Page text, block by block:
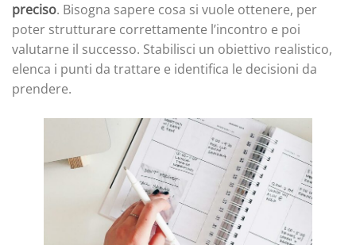
preciso. Bisogna sapere cosa si vuole ottenere, per
poter strutturare correttamente l’incontro e poi
valutarne il successo. Stabilisci un obiettivo realistico,
elenca i punti da trattare e identifica le decisioni da
prendere.